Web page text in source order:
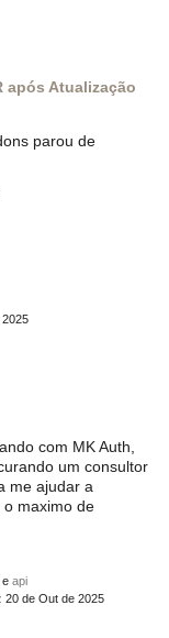
após Atualização
parou de
com MK Auth,
um consultor
me ajudar a
o maximo de
e api
20 de Out de 2025